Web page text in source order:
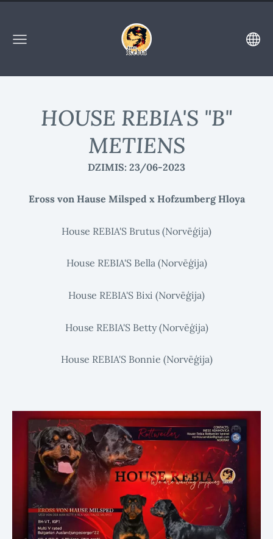
HOUSE REBIA'S "B"
METIENS
DZIMIS: 23/06-2023
Eross von Hause Milsped x Hofzumberg Hloya
House REBIA'S Brutus (Norvēģija)
House REBIA'S Bella (Norvēģija)
House REBIA'S Bixi (Norvēģija)
House REBIA'S Betty(Norvēģija)
House REBIA'S Bonnie (Norvēģija)